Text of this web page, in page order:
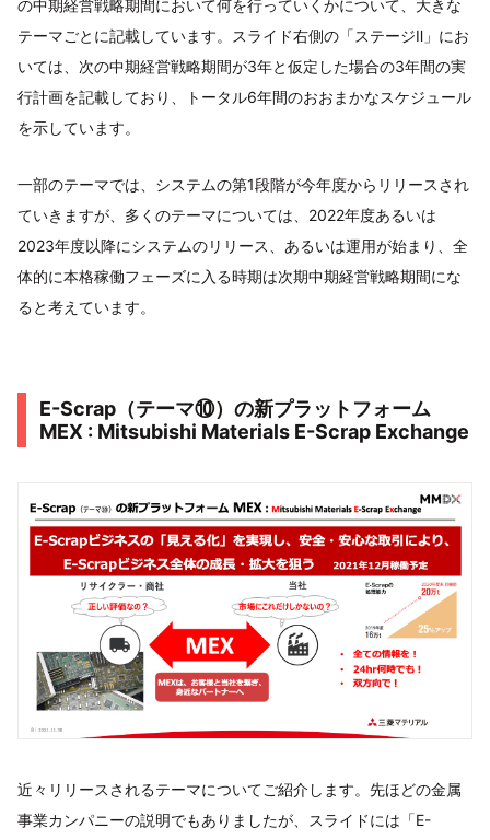
の中期経営戦略期間において何を行っていくかについて、大きな
テーマごとに記載しています。スライド右側の「ステージⅡ」にお
いては、次の中期経営戦略期間が3年と仮定した場合の3年間の実
行計画を記載しており、トータル6年間のおおまかなスケジュール
を示しています。
一部のテーマでは、システムの第1段階が今年度からリリースされ
ていきますが、多くのテーマについては、2022年度あるいは
2023年度以降にシステムのリリース、あるいは運用が始まり、全
体的に本格稼働フェーズに入る時期は次期中期経営戦略期間にな
ると考えています。
E-Scrap（テーマ⑩）の新プラットフォーム
MEX : Mitsubishi Materials E-Scrap Exchange
近々リリースされるテーマについてご紹介します。先ほどの金属
事業カンパニーの説明でもありましたが、スライドには「E-